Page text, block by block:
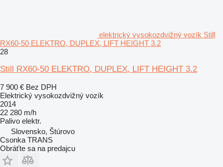
elektrický vysokozdvižný vozík Still
RX60-50 ELEKTRO, DUPLEX, LIFT HEIGHT 3.2
28
Still RX60-50 ELEKTRO, DUPLEX, LIFT HEIGHT 3.2
7 900 € Bez DPH
Elektrický vysokozdvižný vozík
2014
22 280 m/h
Palivo elektr.
Slovensko, Štúrovo
Csonka TRANS
Obráťte sa na predajcu